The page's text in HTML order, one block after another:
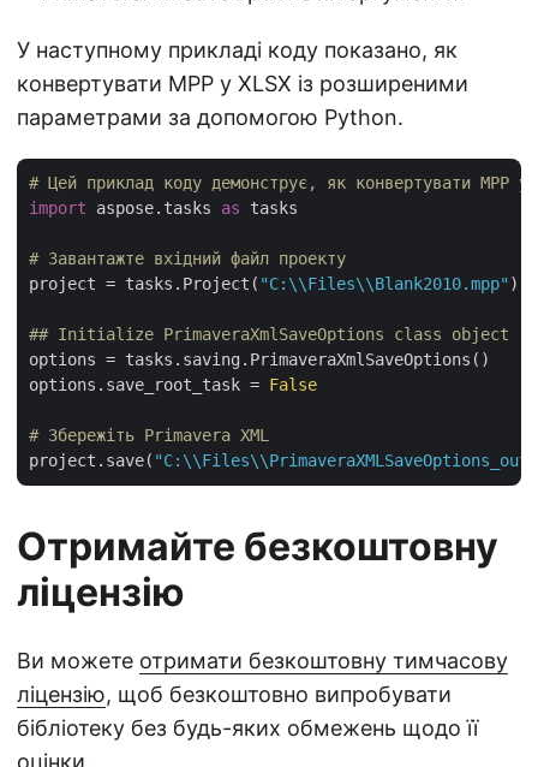
У наступному прикладі коду показано, як
конвертувати MPP у XLSX із розширеними
параметрами за допомогою Python.
# Цей приклад коду демонструє, як конвертувати MPP
import aspose.tasks as tasks
# Завантажте вхідний файл проекту
project = tasks.Project( "C:\\Files\\Blank2010.mpp" )
## Initialize PrimaveraXmlSaveOptions class object
options = tasks.saving.PrimaveraXmlSaveOptions()
options.save_root_task = False
# Збережіть Primavera XML
project.save(
Отримайте безкоштовну
ліцензію
Ви можете отримати безкоштовну тимчасову
ліцензію, щоб безкоштовно випробувати
бібліотеку без будь-яких обмежень щодо її
оцінки.